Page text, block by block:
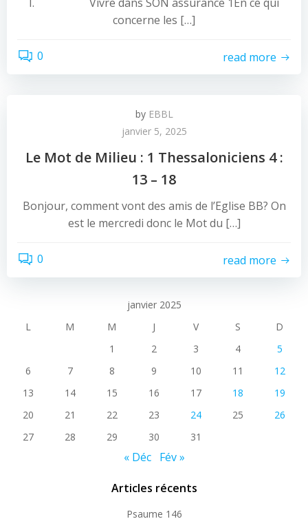
concerne les […]
0 read more
by EBBL
janvier 5, 2025
Le Mot de Milieu : 1 Thessaloniciens 4 :
13 – 18
Bonjour, comment vont des amis de l’Eglise BB? On
est le mercredi donc le Mot du […]
0 read more
janvier 2025
L
M M J V S
D
1
2 3 4
5
6
7 8 9 10 11
12
13
14 15 16 17 18
19
20
21 22 23 24 25
26
27
28 29 30 31
« Déc Fév »
Articles récents
Psaume 146